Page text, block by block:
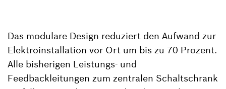
Das modulare Design reduziert den Aufwand zur
Elektroinstallation vor Ort um bis zu 70 Prozent.
Alle bisherigen Leistungs- und
Feedbackleitungen zum zentralen Schaltschrank